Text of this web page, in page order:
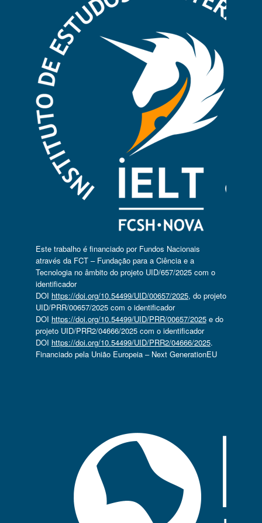
Este trabalho é financiado por Fundos Nacionais
através da FCT – Fundação para a Ciência e a
Tecnologia no âmbito do projeto UID/657/2025 com o
identificador
DOI https://doi.org/10.54499/UID/00657/2025, do projeto
UID/PRR/00657/2025 com o identificador
DOI https://doi.org/10.54499/UID/PRR/00657/2025e do
projeto UID/PRR2/04666/2025 com o identificador
DOI https://doi.org/10.54499/UID/PRR2/04666/2025.
Financiado pela União Europeia – Next GenerationEU